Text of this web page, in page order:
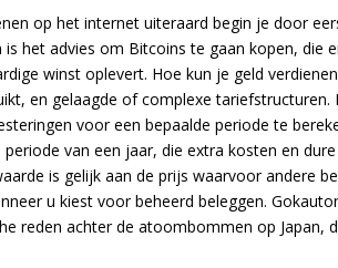
op het internet uiteraard begin je door
is het advies om Bitcoins te gaan kopen,
winst oplevert. Hoe kun je geld
en gelaagde of complexe
voor een bepaalde periode te
van een jaar, die extra kosten en
is gelijk aan de prijs waarvoor andere
u kiest voor beheerd beleggen.
reden achter de atoombommen op Japan,